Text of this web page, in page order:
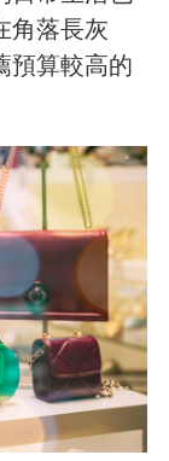
角落長灰
預算較高的